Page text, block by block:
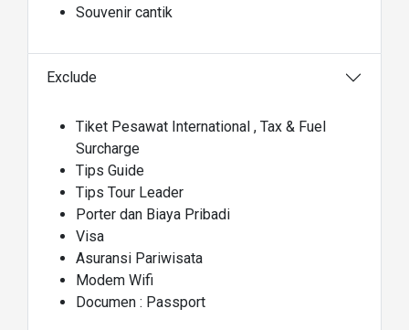
Souvenir cantik
Exclude
Tiket Pesawat International , Tax & Fuel
Surcharge
Tips Guide
Tips Tour Leader
Porter dan Biaya Pribadi
Visa
Asuransi Pariwisata
Modem Wifi
Documen : Passport